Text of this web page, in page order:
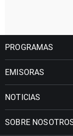
PROGRAMAS
EMISORAS
NOTICIAS
SOBRE